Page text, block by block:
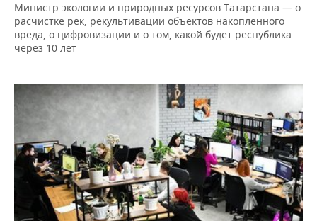
Министр экологии и природных ресурсов Татарстана — о
расчистке рек, рекультивации объектов накопленного
вреда, о цифровизации и о том, какой будет республика
через 10 лет